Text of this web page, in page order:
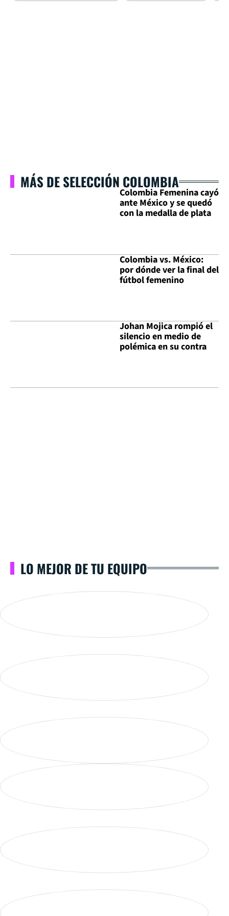
MÁS DE SELECCIÓN COLOMBIA
Colombia Femenina cayó
ante México y se quedó
con la medalla de plata
Colombia vs. México:
por dónde ver la final del
fútbol femenino
Johan Mojica rompió el
silencio en medio de
polémica en su contra
LO MEJOR DE TU EQUIPO